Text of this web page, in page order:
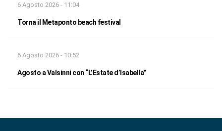
6 Agosto 2026 - 11:04
Torna il Metaponto beach festival
6 Agosto 2026 - 10:52
Agosto a Valsinni con “L’Estate d’Isabella”